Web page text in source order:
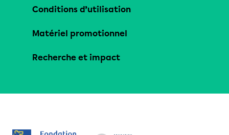
Conditions d’utilisation
Matériel promotionnel
Recherche et impact